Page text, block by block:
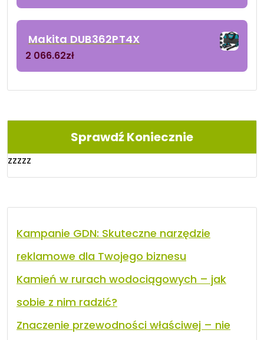
Makita DUB362PT4X
2 066.62zł
Sprawdź Koniecznie
zzzzz
Kampanie GDN: Skuteczne narzędzie
reklamowe dla Twojego biznesu
Kamień w rurach wodociągowych – jak
sobie z nim radzić?
Znaczenie przewodności właściwej – nie